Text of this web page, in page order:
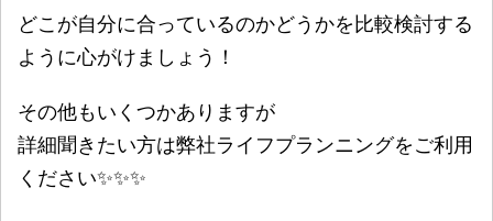
どこが自分に合っているのかどうかを比較検討する
ように心がけましょう！
その他もいくつかありますが
詳細聞きたい方は弊社ライフプランニングをご利用
ください✨✨✨